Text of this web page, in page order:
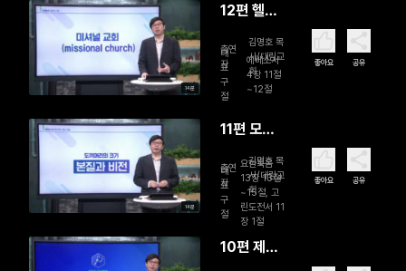
14분
12편 헬퍼
출연
자
김명호 목
사/대림교
회
대
표
구
절
에베소서
4장 11절
~12절
좋아요 공유
14분
11편 모델
출연
자
김명호 목
사/대림교
회
대
표
구
절
요한복음
13장 13절
~15절, 고
린도전서 11
장 1절
좋아요 공유
10편 제자